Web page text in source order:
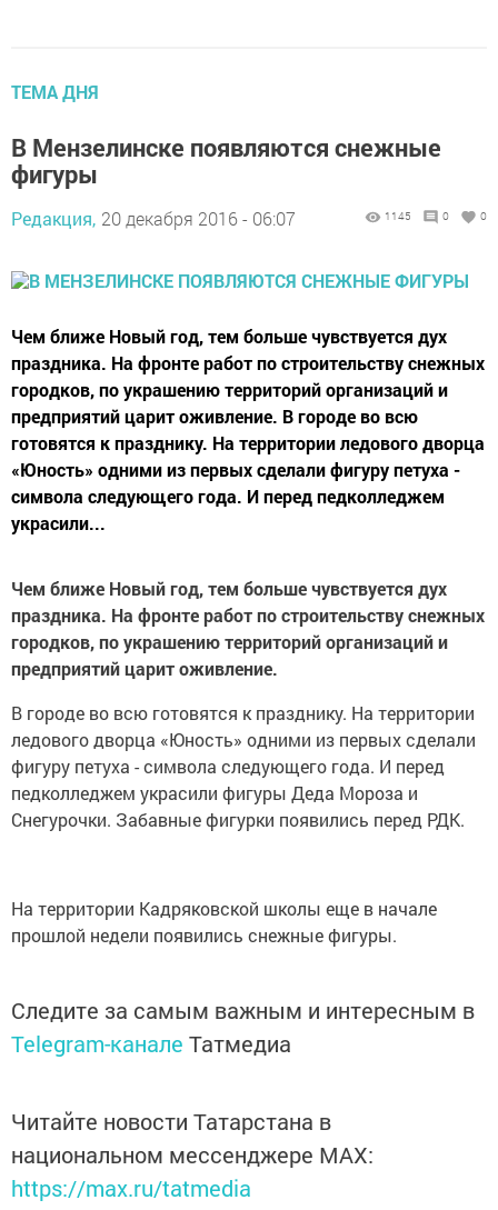
ТЕМА ДНЯ
В Мензелинске появляются снежные
фигуры
Редакция, 20 декабря 2016 - 06:07 1145 0 0
Чем ближе Новый год, тем больше чувствуется дух
праздника. На фронте работ по строительству снежных
городков, по украшению территорий организаций и
предприятий царит оживление. В городе во всю
готовятся к празднику. На территории ледового дворца
«Юность» одними из первых сделали фигуру петуха -
символа следующего года. И перед педколледжем
украсили...
Чем ближе Новый год, тем больше чувствуется дух
праздника. На фронте работ по строительству снежных
городков, по украшению территорий организаций и
предприятий царит оживление.
В городе во всю готовятся к празднику. На территории
ледового дворца «Юность» одними из первых сделали
фигуру петуха - символа следующего года. И перед
педколледжем украсили фигуры Деда Мороза и
Снегурочки. Забавные фигурки появились перед РДК.
На территории Кадряковской школы еще в начале
прошлой недели появились снежные фигуры.
Следите за самым важным и интересным в
Telegram-канале Татмедиа
Читайте новости Татарстана в
национальном мессенджере MАХ:
https://max.ru/tatmedia